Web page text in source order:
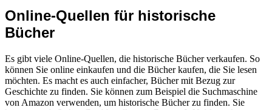
Online-Quellen für historische
Bücher
Es gibt viele Online-Quellen, die historische Bücher verkaufen. So
können Sie online einkaufen und die Bücher kaufen, die Sie lesen
möchten. Es macht es auch einfacher, Bücher mit Bezug zur
Geschichte zu finden. Sie können zum Beispiel die Suchmaschine
von Amazon verwenden, um historische Bücher zu finden. Sie